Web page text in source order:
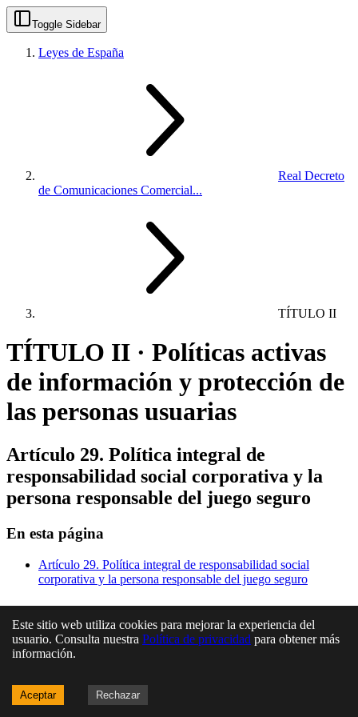
Toggle Sidebar
Leyes de España
Real Decreto
de Comunicaciones Comercial...
TÍTULO II
TÍTULO II · Políticas activas
de información y protección de
las personas usuarias
Artículo 29. Política integral de
responsabilidad social corporativa y la
persona responsable del juego seguro
En esta página
Artículo 29. Política integral de responsabilidad social
corporativa y la persona responsable del juego seguro
Este sitio web utiliza cookies para mejorar la experiencia del
usuario. Consulta nuestra Política de privacidad para obtener más
información.
Aceptar Rechazar